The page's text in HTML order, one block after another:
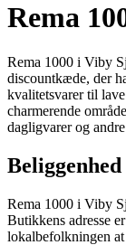
Rema
Rema 1000 i Viby
discountkæde, der
kvalitetsvarer til
charmerende
dagligvarer og
Beliggenhed
Rema 1000 i Viby
Butikkens adresse
lokalbefolkningen